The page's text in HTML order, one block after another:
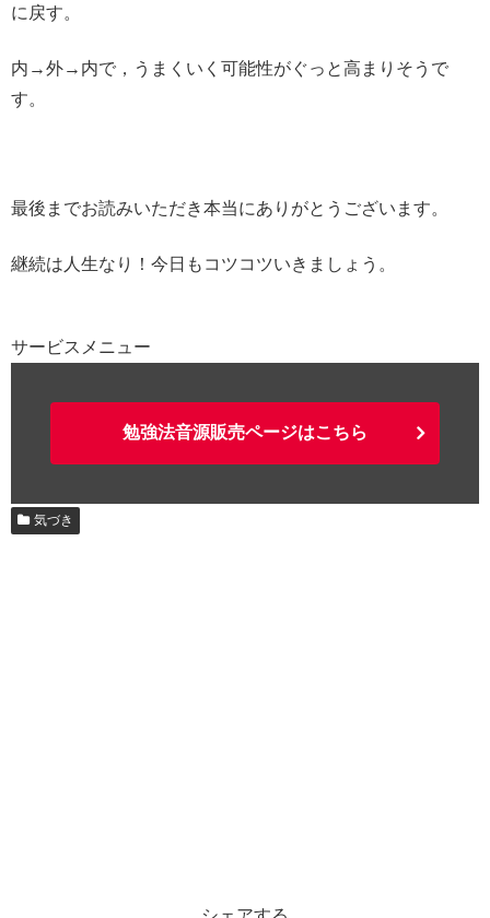
に戻す。
内→外→内で，うまくいく可能性がぐっと高まりそうで
す。
最後までお読みいただき本当にありがとうございます。
継続は人生なり！今日もコツコツいきましょう。
サービスメニュー
勉強法音源販売ページはこちら
気づき